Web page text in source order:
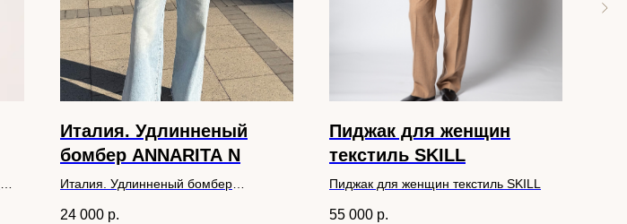
Италия. Удлинненый
бомбер ANNARITA N
Италия. Удлинненый бомбер
24 000 р.
Пиджак для женщин
текстиль SKILL
Пиджак для женщин текстиль SKILL
55 000 р.